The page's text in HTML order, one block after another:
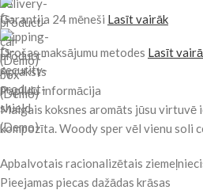
Garantija 24 mēneši Lasīt vairāk
Drošas maksājumu metodes Lasīt
Apraksts
Papildu informācija
Maigais koksnes aromāts jūsu virtuvē
kompozīta. Woody sper vēl vienu soli
Apbalvotais racionalizētais
Pieejamas piecas dažādas krāsas